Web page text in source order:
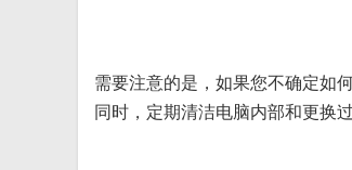
需要注意的是，如果您不确定如
同时，定期清洁电脑内部和更换